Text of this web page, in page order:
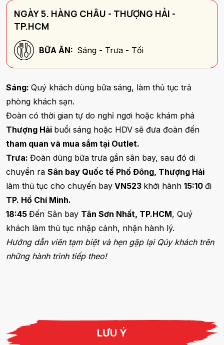
NGÀY 5. HÀNG CHÂU - THƯỢNG HẢI -
TP.HCM
BỮA ĂN: Sáng - Trưa - Tối
Sáng: Quý khách dùng bữa sáng, làm thủ tục trả
phòng khách sạn.
Đoàn có thời gian tự do nghỉ ngơi hoặc khám phá
Thượng Hải buổi sáng hoặc HDV sẽ đưa đoàn đến
tham quan và mua sắm tại Outlet.
Trưa: Đoàn dùng bữa trưa gần sân bay, sau đó di
chuyển ra Sân bay Quốc tế Phố Đông, Thượng Hải
làm thủ tục cho chuyến bay VN523 khởi hành 15:10 đi
TP. Hồ Chí Minh.
18:45 Đến Sân bay Tân Sơn Nhất, TP.HCM, Quý
khách làm thủ tục nhập cảnh, nhận hành lý.
Hướng dẫn viên tạm biệt và hẹn gặp lại Qúy khách trên
những hành trình tiếp theo!
LƯU Ý